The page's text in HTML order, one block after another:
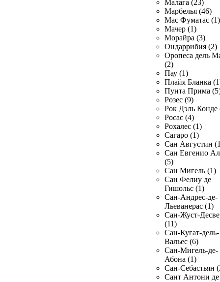
Малага (23)
Марбелья (46)
Мас Фуматас (1)
Мачер (1)
Морайра (3)
Ондаррибия (2)
Оропеса дель
(2)
Пау (1)
Плайя Бланка
Пунта Прима
Розес (9)
Рок Дэль Конде
Росас (4)
Рохалес (1)
Сагаро (1)
Сан Августин
Сан Евгенио
(5)
Сан Мигель (1)
Сан Фелиу де
Гишольс (1)
Сан-Андрес-де-
Льеванерас (1)
Сан-Жуст-
(11)
Сан-Кугат-дель-
Вальес (6)
Сан-Мигель-де-
Абона (1)
Сан-Себастьян
Сант Антони де